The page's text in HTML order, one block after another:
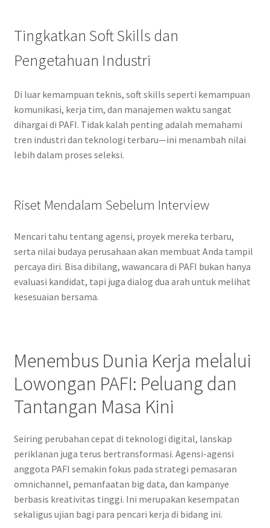
Tingkatkan Soft Skills dan
Pengetahuan Industri
Di luar kemampuan teknis, soft skills seperti kemampuan
komunikasi, kerja tim, dan manajemen waktu sangat
dihargai di PAFI. Tidak kalah penting adalah memahami
tren industri dan teknologi terbaru—ini menambah nilai
lebih dalam proses seleksi.
Riset Mendalam Sebelum Interview
Mencari tahu tentang agensi, proyek mereka terbaru,
serta nilai budaya perusahaan akan membuat Anda tampil
percaya diri. Bisa dibilang, wawancara di PAFI bukan hanya
evaluasi kandidat, tapi juga dialog dua arah untuk melihat
kesesuaian bersama.
Menembus Dunia Kerja melalui
Lowongan PAFI: Peluang dan
Tantangan Masa Kini
Seiring perubahan cepat di teknologi digital, lanskap
periklanan juga terus bertransformasi. Agensi-agensi
anggota PAFI semakin fokus pada strategi pemasaran
omnichannel, pemanfaatan big data, dan kampanye
berbasis kreativitas tinggi. Ini merupakan kesempatan
sekaligus ujian bagi para pencari kerja di bidang ini.